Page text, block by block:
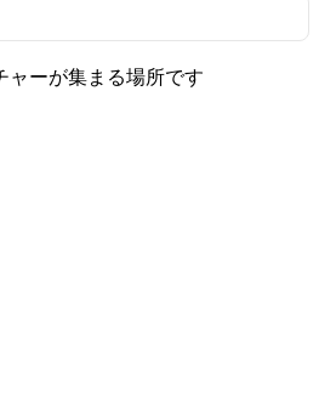
ャーが集まる場所です